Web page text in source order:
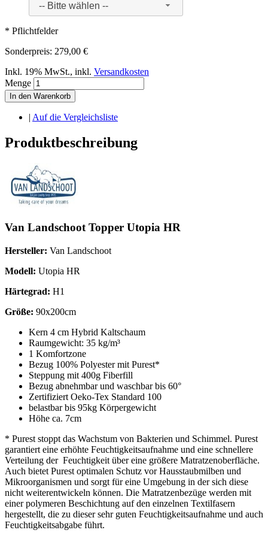
-- Bitte wählen --
* Pflichtfelder
Sonderpreis: 279,00 €
Inkl. 19% MwSt., inkl. Versandkosten
Menge
In den Warenkorb
| Auf die Vergleichsliste
Produktbeschreibung
Van Landschoot Topper Utopia HR
Hersteller: Van Landschoot
Modell: Utopia HR
Härtegrad: H1
Größe: 90x200cm
Kern 4 cm Hybrid Kaltschaum
Raumgewicht: 35 kg/m³
1 Komfortzone
Bezug 100% Polyester mit Purest*
Steppung mit 400g Fiberfill
Bezug abnehmbar und waschbar bis 60°
Zertifiziert Oeko-Tex Standard 100
belastbar bis 95kg Körpergewicht
Höhe ca. 7cm
* Purest stoppt das Wachstum von Bakterien und Schimmel. Purest
garantiert eine erhöhte Feuchtigkeitsaufnahme und eine schnellere
Verteilung der Feuchtigkeit über eine größere Matratzenoberfläche.
Auch bietet Purest optimalen Schutz vor Hausstaubmilben und
Mikroorganismen und sorgt für eine Umgebung in der sich diese
nicht weiterentwickeln können. Die Matratzenbezüge werden mit
einer polymeren Beschichtung auf den einzelnen Textilfasern
hergestellt, die zu dieser sehr guten Feuchtigkeitsaufnahme und auch
Feuchtigkeitsabgabe führt.